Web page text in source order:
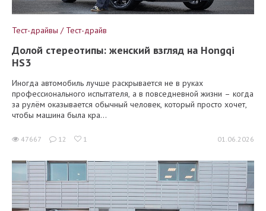
Тест-драйвы / Тест-драйв
Долой стереотипы: женский взгляд на Hongqi
HS3
Иногда автомобиль лучше раскрывается не в руках
профессионального испытателя, а в повседневной жизни – когда
за рулём оказывается обычный человек, который просто хочет,
чтобы машина была кра...
47667 12 1 01.06.2026